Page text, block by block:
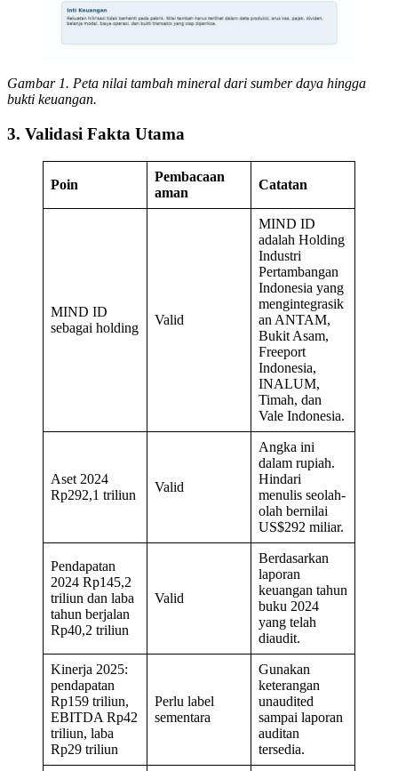
Gambar 1. Peta nilai tambah mineral dari sumber daya hingga
bukti keuangan.
3. Validasi Fakta Utama
Poin
Pembacaan
aman
Catatan
MIND ID
sebagai holding
Valid
MIND ID
adalah Holding
Industri
Pertambangan
Indonesia yang
mengintegrasik
an ANTAM,
Bukit Asam,
Freeport
Indonesia,
INALUM,
Timah, dan
Vale Indonesia.
Aset 2024
Rp292,1 triliun
Valid
Angka ini
dalam rupiah.
Hindari
menulis seolah-
olah bernilai
US$292 miliar.
Pendapatan
2024 Rp145,2
triliun dan laba
tahun berjalan
Rp40,2 triliun
Valid
Berdasarkan
laporan
keuangan tahun
buku 2024
yang telah
diaudit.
Kinerja 2025:
pendapatan
Rp159 triliun,
EBITDA Rp42
triliun, laba
Rp29 triliun
Perlu label
sementara
Gunakan
keterangan
unaudited
sampai laporan
auditan
tersedia.